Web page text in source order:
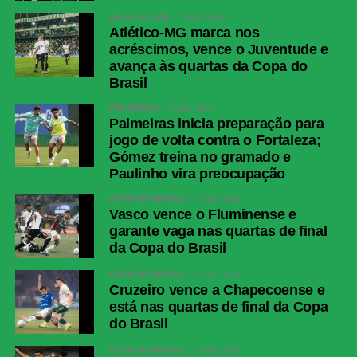
ATLÉTICO-MG 4 dias atrás
Atlético-MG marca nos
acréscimos, vence o Juventude e
avança às quartas da Copa do
Brasil
PALMEIRAS 5 dias atrás
Palmeiras inicia preparação para
jogo de volta contra o Fortaleza;
Gómez treina no gramado e
Paulinho vira preocupação
COPA DO BRASIL 3 dias atrás
Vasco vence o Fluminense e
garante vaga nas quartas de final
da Copa do Brasil
COPA DO BRASIL 3 dias atrás
Cruzeiro vence a Chapecoense e
está nas quartas de final da Copa
do Brasil
COPA DO BRASIL 3 dias atrás